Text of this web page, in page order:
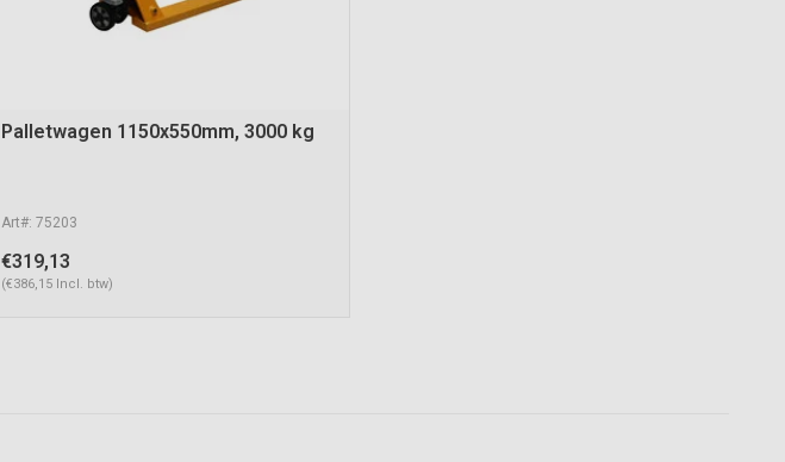
Palletwagen 1150x550mm, 3000 kg
Art#: 75203
€319,13
(€386,15 Incl. btw)